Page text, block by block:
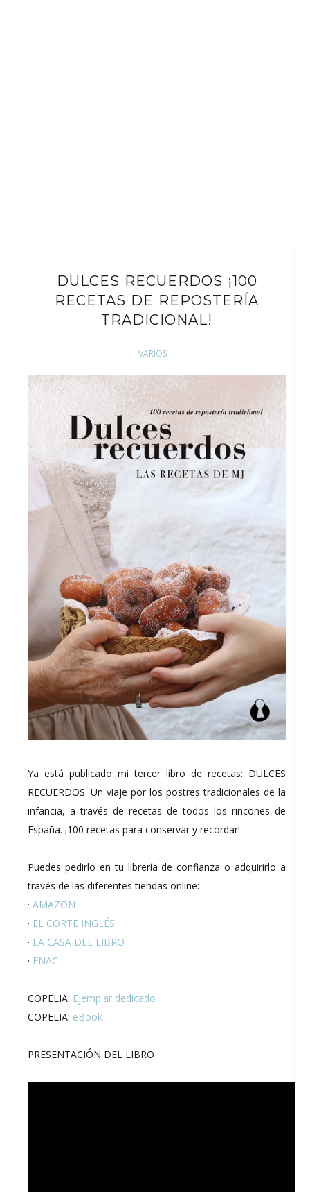
DULCES RECUERDOS ¡100
RECETAS DE REPOSTERÍA
TRADICIONAL!
VARIOS
Ya está publicado mi tercer libro de recetas: DULCES
RECUERDOS. Un viaje por los postres tradicionales de la
infancia, a través de recetas de todos los rincones de
España. ¡100 recetas para conservar y recordar!
Puedes pedirlo en tu librería de confianza o adquirirlo a
través de las diferentes tiendas online:
·AMAZON
· EL CORTE INGLÉS
· LA CASA DEL LIBRO
· FNAC
COPELIA: Ejemplar dedicado
COPELIA: eBook
PRESENTACIÓN DEL LIBRO